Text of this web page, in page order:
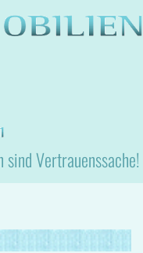
sind Vertrauenssache!